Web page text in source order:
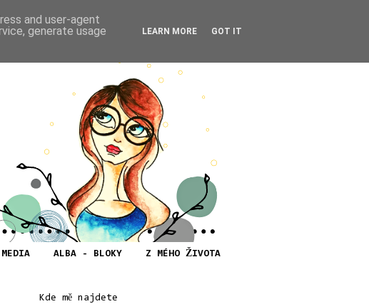
ALBA - BLOKY Z MÉHO ŽIVOTA
Kde mě najdete
and user-agent
generate usage
LEARN MORE GOT IT